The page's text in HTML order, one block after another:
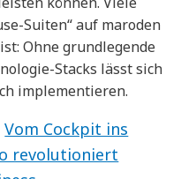
Suiten“ auf maroden
Ohne grundlegende
Stacks lässt sich
implementieren.
Vom Cockpit ins
revolutioniert